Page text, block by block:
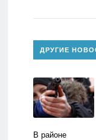
ДРУГИЕ
В районе